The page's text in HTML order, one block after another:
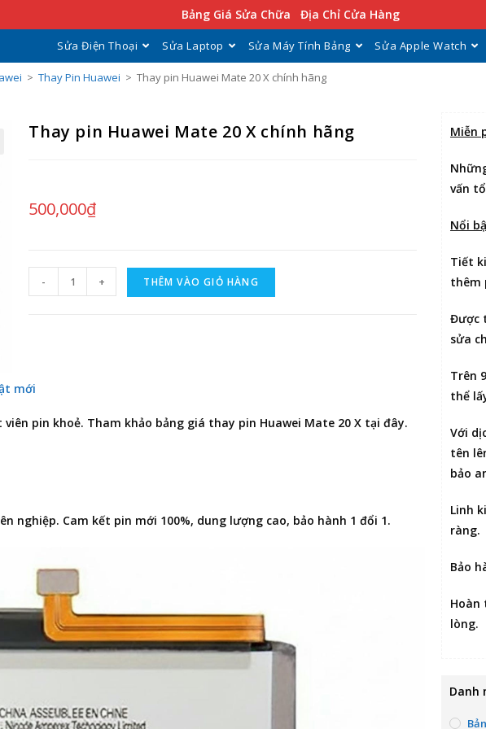
Bảng Giá Sửa Chữa Địa Chỉ Cửa Hàng
Sửa Điện Thoại Sửa Laptop Sửa Máy Tính Bảng Sửa Apple Watch
> Thay Pin Huawei > Thay pin Huawei Mate 20 X chính hãng
Thay pin Huawei Mate 20 X chính hãng
500,000₫
- + THÊM VÀO GIỎ HÀNG
mới
pin khoẻ. Tham khảo bảng giá thay pin Huawei Mate 20 X tại đây.
nghiệp. Cam kết pin mới 100%, dung lượng cao, bảo hành 1 đổi 1.
Miễn
vấn
Nổi
Tiết
thêm
Được
sửa
Trên
thể
Với
tên
bảo
Linh
ràng.
Bảo
Hoàn
lòng.
Danh